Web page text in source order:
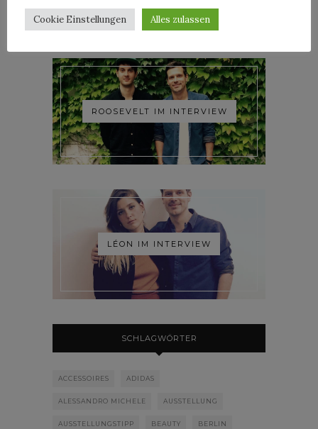
ROOSEVELT IM INTERVIEW
LÉON IM INTERVIEW
SCHLAGWÖRTER
ACCESSOIRES ADIDAS
ALESSANDRO MICHELE AUSSTELLUNG
AUSSTELLUNGSTIPP BEAUTY BERLIN
Cookie Einstellungen Alles zulassen